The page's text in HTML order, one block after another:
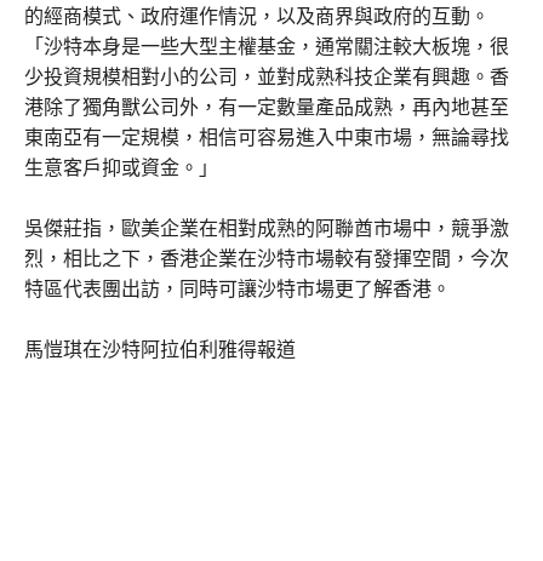
的經商模式、政府運作情況，以及商界與政府的互動。
「沙特本身是一些大型主權基金，通常關注較大板塊，很
少投資規模相對小的公司，並對成熟科技企業有興趣。香
港除了獨角獸公司外，有一定數量產品成熟，再內地甚至
東南亞有一定規模，相信可容易進入中東市場，無論尋找
生意客戶抑或資金。」
吳傑莊指，歐美企業在相對成熟的阿聯酋市場中，競爭激
烈，相比之下，香港企業在沙特市場較有發揮空間，今次
特區代表團出訪，同時可讓沙特市場更了解香港。
馬愷琪在沙特阿拉伯利雅得報道